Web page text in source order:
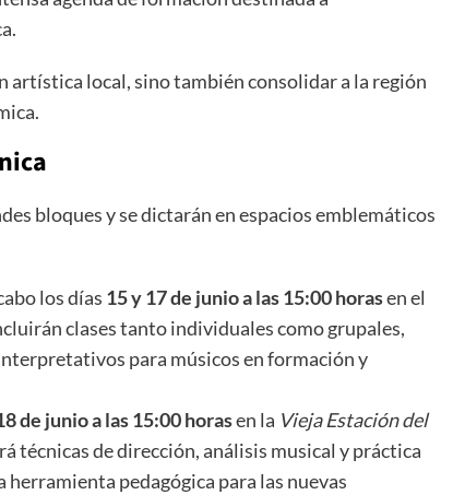
local, sino también consolidar a la región
bloques y se dictarán en espacios emblemáticos
los días 15 y 17 de junio a las 15:00 horasen el
clases tanto individuales como grupales,
para músicos en formación y
de junio a las 15:00 horasen la Vieja Estación del
técnicas de dirección, análisis musical y práctica
pedagógica para las nuevas